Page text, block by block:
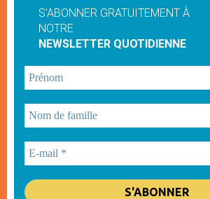
S'ABONNER GRATUITEMENT À
NOTRE
NEWSLETTER QUOTIDIENNE